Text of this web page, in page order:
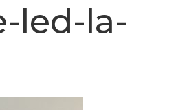
led-la-